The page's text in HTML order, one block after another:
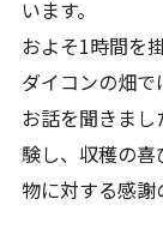
います。
およそ1時間を
ダイコンの畑
お話を聞きま
験し、収穫の
物に対する感謝